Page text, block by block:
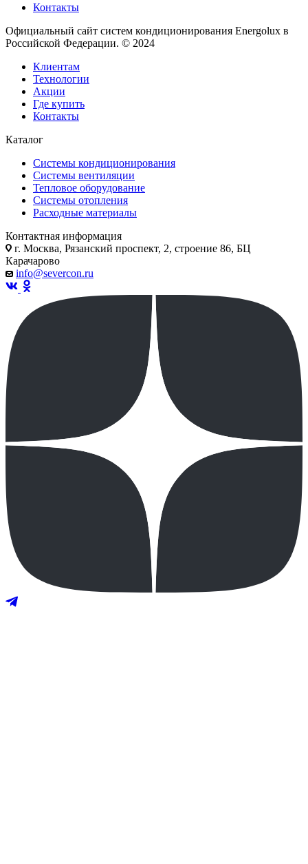
Контакты
Официальный сайт систем кондиционирования Energolux в
Российской Федерации. © 2024
Клиентам
Технологии
Акции
Где купить
Контакты
Каталог
Системы кондиционирования
Системы вентиляции
Тепловое оборудование
Системы отопления
Расходные материалы
Контактная информация
г. Москва, Рязанский проспект, 2, строение 86, БЦ
Карачарово
info@severcon.ru